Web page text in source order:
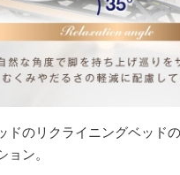
ドのリクライニングベッド
ョン。